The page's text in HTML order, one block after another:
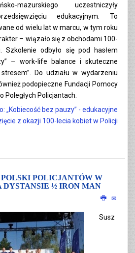
mazurskiego uczestniczyły
edukacyjnym. To
od wielu lat w marcu, w tym roku
– wiązało się z obchodami 100-
Szkolenie odbyło się pod hasłem
– work-life balance i skuteczne
Do udziału w wydarzeniu
podopieczne Fundacji Pomocy
Poległych Policjantach.
„Kobiecość bez pauzy” - edukacyjne
z okazji 100-lecia kobiet w Policji
POLICJANTÓW W
½ IRON MAN
Susz